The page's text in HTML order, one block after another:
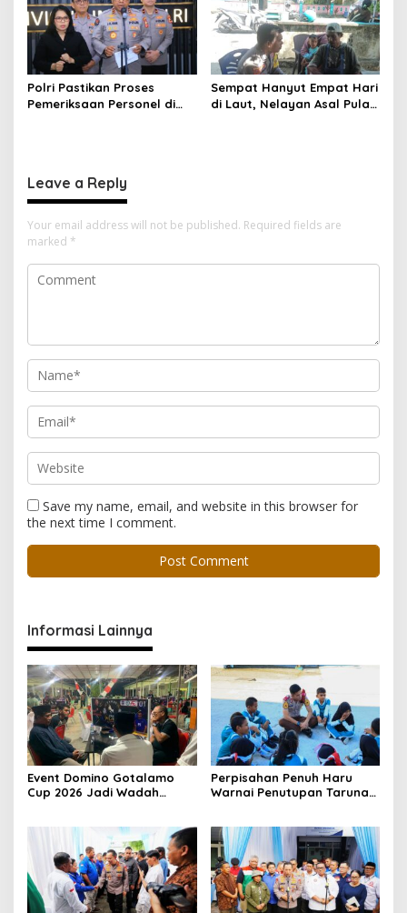
Polri Pastikan Proses
Pemeriksaan Personel di
Sempat Hanyut Empat Hari
di Laut, Nelayan Asal Pulau
Leave a Reply
Your email address will not be published. Required fields are
marked *
Save my name, email, and website in this browser for
the next time I comment.
Informasi Lainnya
Event Domino Gotalamo
Cup 2026 Jadi Wadah
Morotai
Perpisahan Penuh Haru
Warnai Penutupan Taruna